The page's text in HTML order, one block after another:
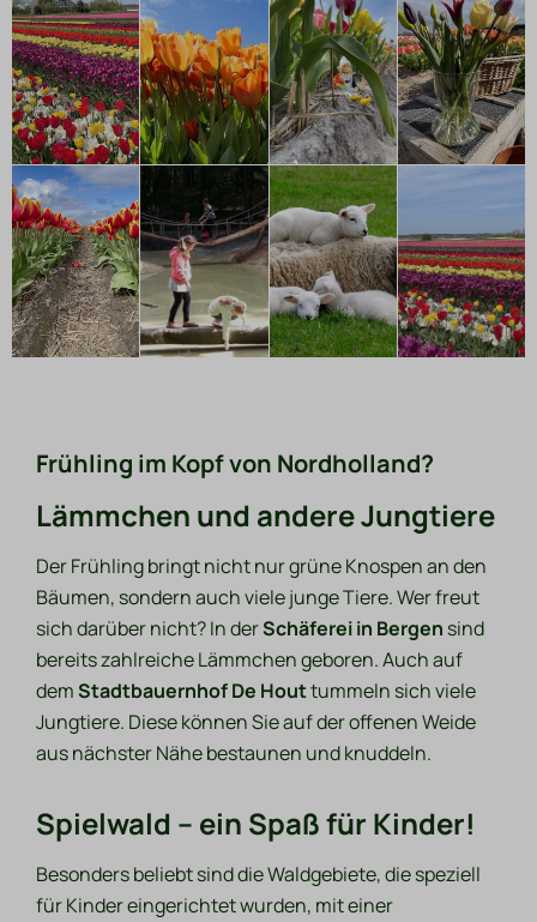
Frühling im Kopf von Nordholland?
Lämmchen und andere Jungtiere
Der Frühling bringt nicht nur grüne Knospen an den
Bäumen, sondern auch viele junge Tiere. Wer freut
sich darüber nicht? In derSchäferei in Bergen sind
bereits zahlreiche Lämmchen geboren. Auch auf
demStadtbauernhof De Houttummeln sich viele
Jungtiere. Diese können Sie auf der offenen Weide
aus nächster Nähe bestaunen und knuddeln.
Spielwald – ein Spaß für Kinder!
Besonders beliebt sind die Waldgebiete, die speziell
für Kinder eingerichtet wurden, mit einer